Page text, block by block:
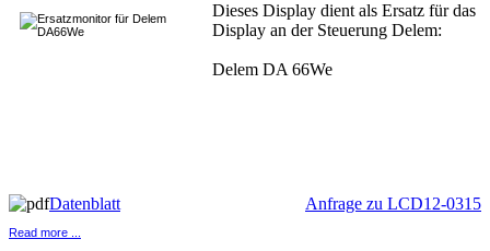
Dieses Display dient als Ersatz für das
Display an der Steuerung Delem:
Delem DA 66We
Datenblatt Anfrage zu LCD12-0315
Read more ...